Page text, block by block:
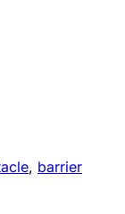
, barrier